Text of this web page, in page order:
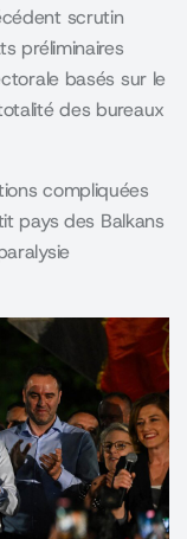
scrutin
préliminaires
basés sur le
des bureaux
compliquées
pays des Balkans